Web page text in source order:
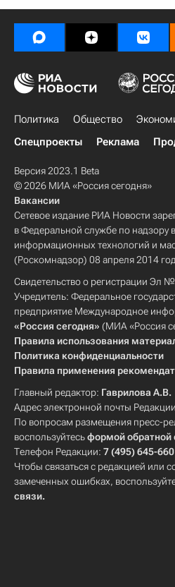
Политика Общество
Спецпроекты
Реклама
Версия 2023.1 Beta
© 2026 МИА «Россия сегодня»
Вакансии
Сетевое издание РИА Новости
в Федеральной службе по надзору
информационных технологий и
(Роскомнадзор) 08 апреля 2014
Свидетельство о регистрации Эл
Учредитель: Федеральное
предприятие Международное
«Россия сегодня» (МИА «Россия
Правила использования
Политика конфиденциальности
Правила применения
Главный редактор: Гаврилова А.В.
Адрес электронной почты
По вопросам размещения пресс-
воспользуйтесьформой обратной
Телефон Редакции: 7 (495) 645-
Чтобы связаться с редакцией или
замеченных ошибках,
связи.